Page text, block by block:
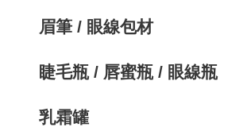
眉筆 / 眼線包材
睫毛瓶 / 唇蜜瓶 / 眼線瓶
乳霜罐